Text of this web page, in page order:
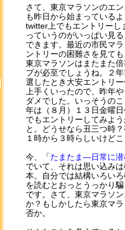
さて、東京マラソンのエ
も昨日から始まっている
twitter上でもエントリーし
っていうのがいっぱい見
できます。最近の市民マ
ントリーの困難さを見て
東京マラソンはまたまた
プが必至でしょうね。２
選したとき大安エントリ
上手くいったので、昨年
ダメでした。いっそうの
年は（８月）１３日金曜
でもエントリーしてみよ
と。どうせなら丑三つ時
１時から３時らしいけど
今、「たまたま―日常に
でいて、それは思い込み
本。自分では結構いろい
を読むとおっとうっかり
です。さて、東京マラソ
か？もしかしたら東京マ
否か。